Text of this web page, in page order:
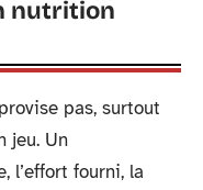
nutrition
pas, surtout
jeu. Un
l’effort fourni, la